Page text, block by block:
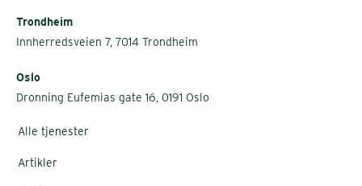
Trondheim
Innherredsveien 7, 7014 Trondheim
Oslo
Dronning Eufemias gate 16, 0191 Oslo
Alle tjenester
Artikler